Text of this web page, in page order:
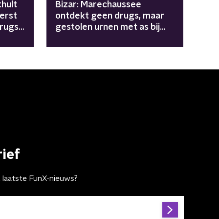
Bizar: Marechaussee
ontdekt geen drugs, maar
gestolen urnen met as bij
FunX-nieuws?